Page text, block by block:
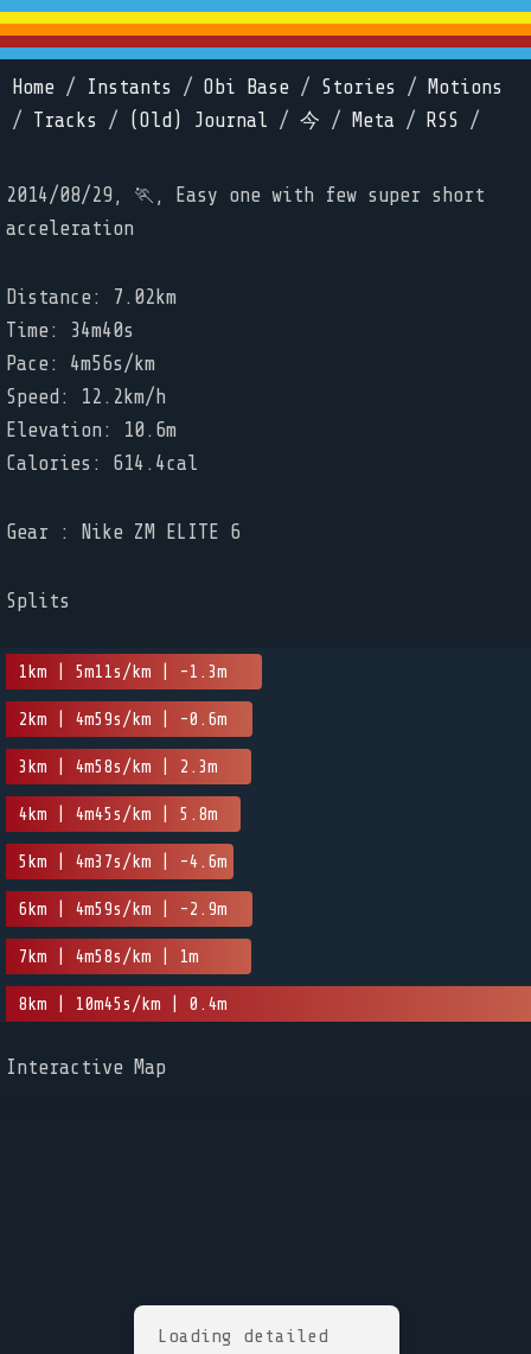
Home / Instants / Obi Base / Stories /
Motions
/ Tracks / (Old) Journal / 今 / Meta / RSS /
2014/08/29, 🏃, Easy one with few super short
acceleration
Distance: 7.02km
Time: 34m40s
Pace: 4m56s/km
Speed: 12.2km/h
Elevation: 10.6m
Calories: 614.4cal
Gear : Nike ZM ELITE 6
Splits
1km | 5m11s/km | -1.3m
2km | 4m59s/km | -0.6m
3km | 4m58s/km | 2.3m
4km | 4m45s/km | 5.8m
5km | 4m37s/km | -4.6m
6km | 4m59s/km | -2.9m
7km | 4m58s/km | 1m
8km | 10m45s/km | 0.4m
Interactive Map
Loading detailed